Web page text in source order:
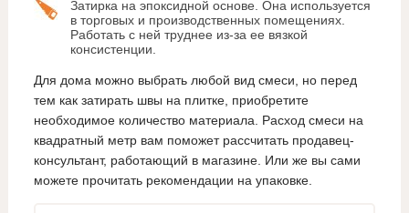
Затирка на эпоксидной основе. Она используется
в торговых и производственных помещениях.
Работать с ней труднее из-за ее вязкой
консистенции.
Для дома можно выбрать любой вид смеси, но перед
тем как затирать швы на плитке, приобретите
необходимое количество материала. Расход смеси на
квадратный метр вам поможет рассчитать продавец-
консультант, работающий в магазине. Или же вы сами
можете прочитать рекомендации на упаковке.